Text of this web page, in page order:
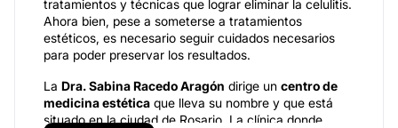
tratamientos y técnicas que lograr eliminar la celulitis.
Ahora bien, pese a someterse a tratamientos
estéticos, es necesario seguir cuidados necesarios
para poder preservar los resultados.
La Dra. Sabina Racedo Aragón dirige un centro de
medicina estética que lleva su nombre y que está
situado en la ciudad de Rosario. La clínica donde